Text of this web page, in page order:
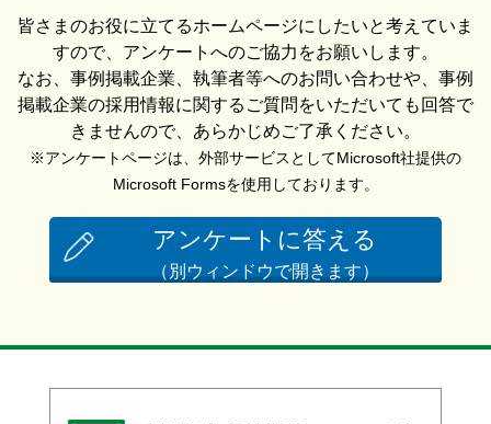
皆さまのお役に立てるホームページにしたいと考えていま
すので、アンケートへのご協力をお願いします。
なお、事例掲載企業、執筆者等へのお問い合わせや、事例
掲載企業の採用情報に関するご質問をいただいても回答で
きませんので、あらかじめご了承ください。
※アンケートページは、外部サービスとしてMicrosoft社提供の
Microsoft Formsを使用しております。
アンケートに答える
（別ウィンドウで開きます）